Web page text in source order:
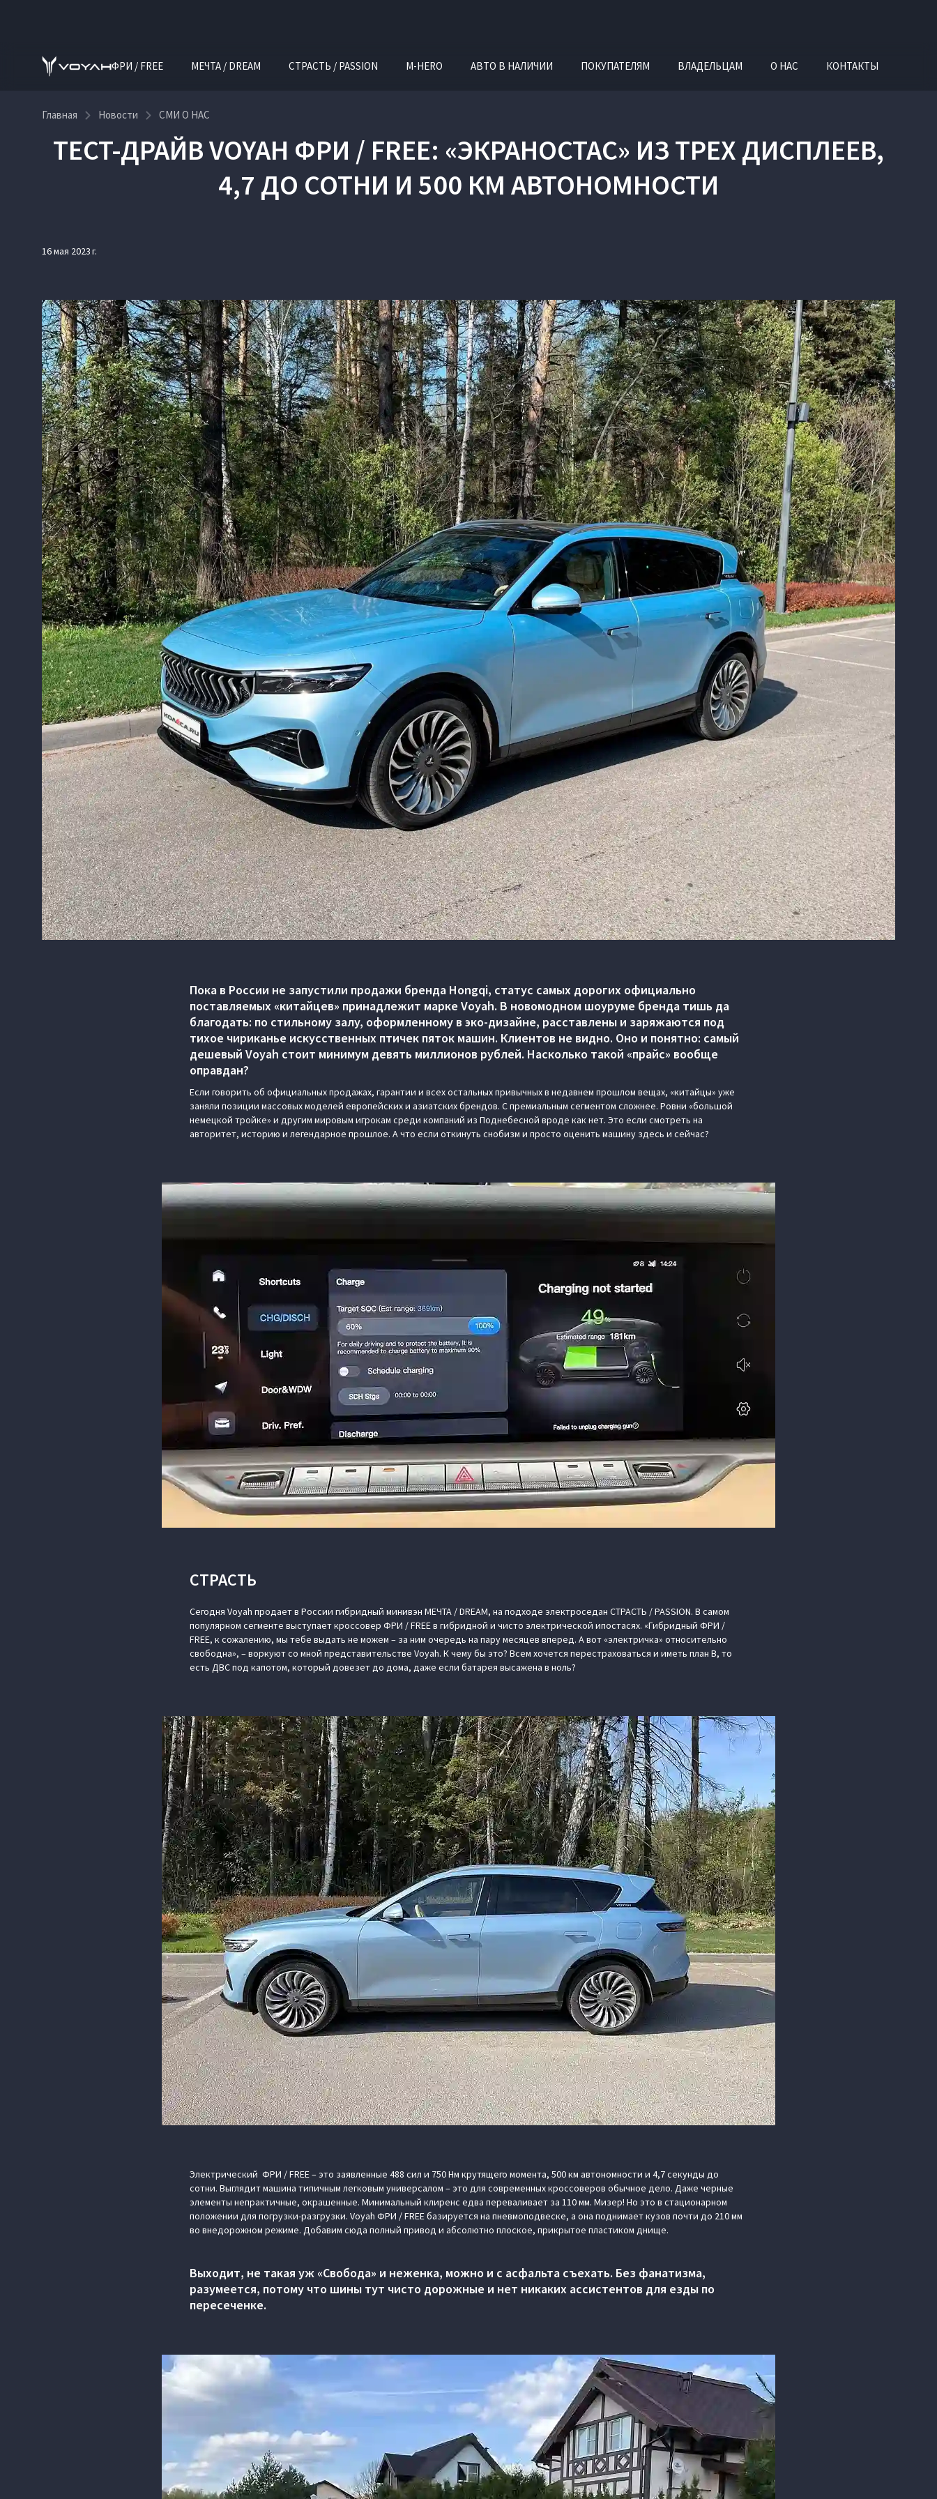
ФРИ / FREE МЕЧТА / DREAM СТРАСТЬ / PASSION M-HERO АВТО В НАЛИЧИИ ПОКУПАТЕЛЯМ ВЛАДЕЛЬЦАМ О НАС КОНТАКТЫ
Главная Новости СМИ О НАС
ТЕСТ-ДРАЙВ VOYAH ФРИ / FREE: «ЭКРАНОСТАС» ИЗ ТРЕХ ДИСПЛЕЕВ,
4,7 ДО СОТНИ И 500 КМ АВТОНОМНОСТИ
16 мая 2023 г.
Пока в России не запустили продажи бренда Hongqi, статус самых дорогих официально
поставляемых «китайцев» принадлежит марке Voyah. В новомодном шоуруме бренда тишь да
благодать: по стильному залу, оформленному в эко-дизайне, расставлены и заряжаются под
тихое чириканье искусственных птичек пяток машин. Клиентов не видно. Оно и понятно: самый
дешевый Voyah стоит минимум девять миллионов рублей. Насколько такой «прайс» вообще
оправдан?
Если говорить об официальных продажах, гарантии и всех остальных привычных в недавнем прошлом вещах, «китайцы» уже
заняли позиции массовых моделей европейских и азиатских брендов. С премиальным сегментом сложнее. Ровни «большой
немецкой тройке» и другим мировым игрокам среди компаний из Поднебесной вроде как нет. Это если смотреть на
авторитет, историю и легендарное прошлое. А что если откинуть снобизм и просто оценить машину здесь и сейчас?
СТРАСТЬ
Сегодня Voyah продает в России гибридный минивэн МЕЧТА / DREAM, на подходе электроседан СТРАСТЬ / PASSION. В самом
популярном сегменте выступает кроссовер ФРИ / FREE в гибридной и чисто электрической ипостасях. «Гибридный ФРИ /
FREE, к сожалению, мы тебе выдать не можем – за ним очередь на пару месяцев вперед. А вот «электричка» относительно
свободна», – воркуют со мной представительстве Voyah. К чему бы это? Всем хочется перестраховаться и иметь план В, то
есть ДВС под капотом, который довезет до дома, даже если батарея высажена в ноль?
Электрический ФРИ / FREE – это заявленные 488 сил и 750 Нм крутящего момента, 500 км автономности и 4,7 секунды до
сотни. Выглядит машина типичным легковым универсалом – это для современных кроссоверов обычное дело. Даже черные
элементы непрактичные, окрашенные. Минимальный клиренс едва переваливает за 110 мм. Мизер! Но это в стационарном
положении для погрузки-разгрузки. Voyah ФРИ / FREE базируется на пневмоподвеске, а она поднимает кузов почти до 210 мм
во внедорожном режиме. Добавим сюда полный привод и абсолютно плоское, прикрытое пластиком днище.
Выходит, не такая уж «Свобода» и неженка, можно и с асфальта съехать. Без фанатизма,
разумеется, потому что шины тут чисто дорожные и нет никаких ассистентов для езды по
пересеченке.